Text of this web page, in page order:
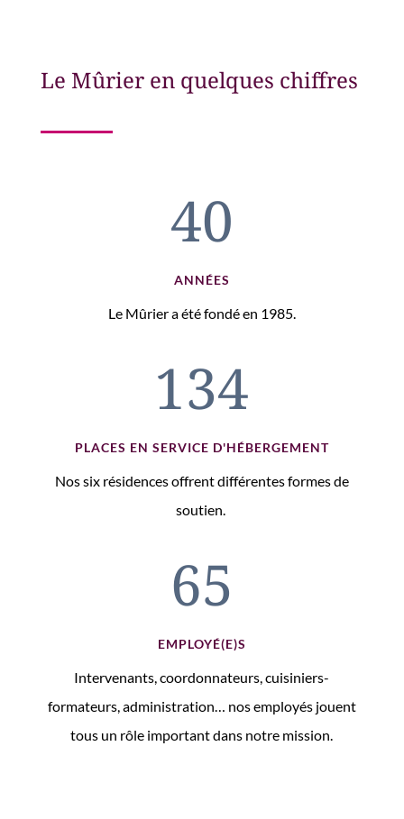
Le Mûrier en quelques chiffres
40
ANNÉES
Le Mûrier a été fondé en 1985.
134
PLACES EN SERVICE D'HÉBERGEMENT
Nos six résidences offrent différentes formes de
soutien.
65
EMPLOYÉ(E)S
Intervenants, coordonnateurs, cuisiniers-
formateurs, administration… nos employés jouent
tous un rôle important dans notre mission.